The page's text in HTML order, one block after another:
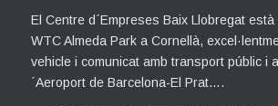
El Centre d´Empreses Baix Llobregat està
WTC Almeda Park a Cornellà,
vehicle i comunicat amb transport públic i
´Aeroport de Barcelona-El Prat….